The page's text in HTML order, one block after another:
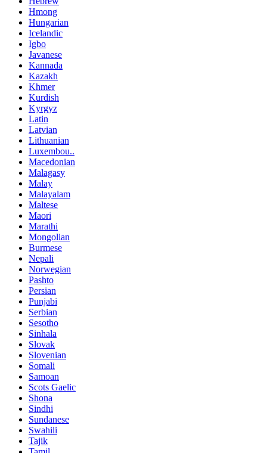
Hmong
Hungarian
Icelandic
Igbo
Javanese
Kannada
Kazakh
Khmer
Kurdish
Kyrgyz
Latin
Latvian
Lithuanian
Luxembou..
Macedonian
Malagasy
Malay
Malayalam
Maltese
Maori
Marathi
Mongolian
Burmese
Nepali
Norwegian
Pashto
Persian
Punjabi
Serbian
Sesotho
Sinhala
Slovak
Slovenian
Somali
Samoan
Scots Gaelic
Shona
Sindhi
Sundanese
Swahili
Tajik